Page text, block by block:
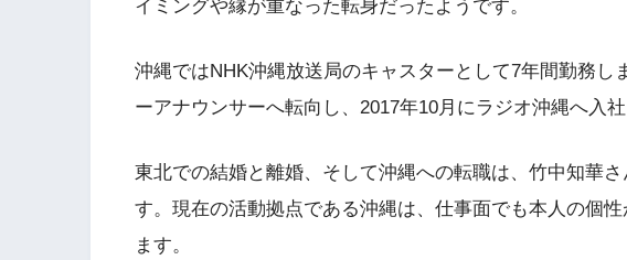
イミングや縁が重なった転身だったようです。
沖縄ではNHK沖縄放送局のキャスターとして7年間勤務し
ーアナウンサーへ転向し、2017年10月にラジオ沖縄へ入社
東北での結婚と離婚、そして沖縄への転職は、竹中知華
す。現在の活動拠点である沖縄は、仕事面でも本人の個
ます。